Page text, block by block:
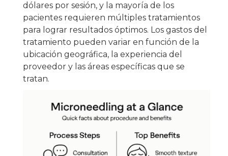
dólares por sesión, y la mayoría de los
pacientes requieren múltiples tratamientos
para lograr resultados óptimos. Los gastos del
tratamiento pueden variar en función de la
ubicación geográfica, la experiencia del
proveedor y las áreas específicas que se
tratan.